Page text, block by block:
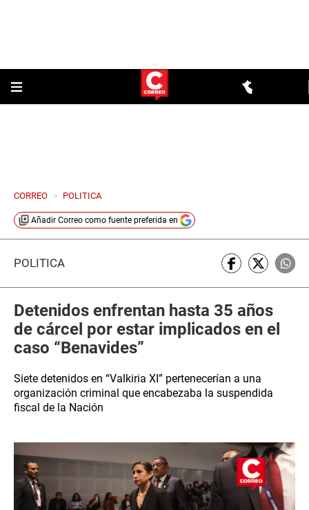
CORREO > POLITICA
Añadir Correo como fuente preferida en
POLÍTICA
Detenidos enfrentan hasta 35 años
de cárcel por estar implicados en el
caso “Benavides”
Siete detenidos en “Valkiria XI” pertenecerían a una
organización criminal que encabezaba la suspendida
fiscal de la Nación